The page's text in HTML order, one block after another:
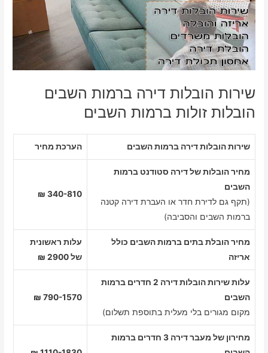
שירות הובלות דירה ברמות השבים
הובלות זולות ברמות השבים
שירות הובלות דירה ברמות השבים הערכת מחיר
מחיר הובלות של דירה סטודנט ברמות
השבים
(תקף גם לדירת חדר או העברת דירה קטנה
ברמות השבים והסביבה)
340-810 ₪
מחיר הובלת בתים ברמות השבים כולל
אריזה
עלות ראשונית
של 2900 ₪
עלות שירות הובלות דירה 2 חדרים ברמות
השבים
מקום מגורים בלי מעלית בתוספת תשלום)
790-1570 ₪
מחירון של מעבר דירה 3 חדרים ברמות